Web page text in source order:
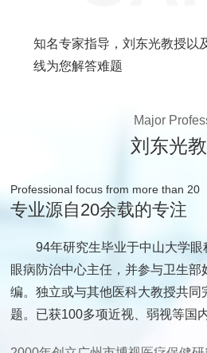
知名专家指导，刘东光教授以
线为您解答难题
Major
刘东光
Professional focus from more than 20
专业源自20余载的专注
94年研究生毕业于中山大学
眼病防治中心主任，并参与卫生
编。独立或与其他医科大教授共
题。已获100多项近视、弱视等国